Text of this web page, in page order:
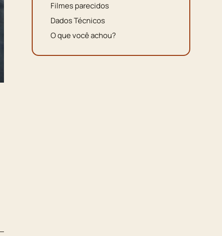
Filmes parecidos
Dados Técnicos
O que você achou?